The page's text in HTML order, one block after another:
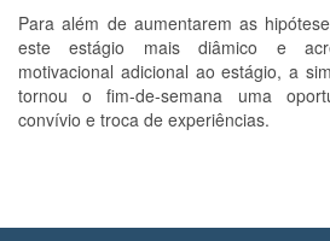
Para além de aumentarem as
este estágio mais diâmico e
motivacional adicional ao estágio, a
tornou o fim-de-semana uma
convívio e troca de experiências.